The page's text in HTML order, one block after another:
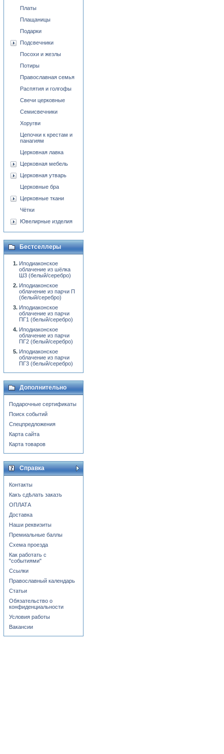
Платы
Плащаницы
Подарки
Подсвечники
Посохи и жезлы
Потиры
Православная семья
Распятия и голгофы
Свечи церковные
Семисвечники
Хоругви
Цепочки к крестам и
панагиям
Церковная лавка
Церковная мебель
Церковная утварь
Церковные бра
Церковные ткани
Чётки
Ювелирные изделия
Бестселлеры
Иподиаконское
облачение из шёлка
Ш3 (белый/серебро)
Иподиаконское
облачение из парчи П
(белый/серебро)
Иподиаконское
облачение из парчи
ПГ1 (белый/серебро)
Иподиаконское
облачение из парчи
ПГ2 (белый/серебро)
Иподиаконское
облачение из парчи
ПГ3 (белый/серебро)
Дополнительно
Подарочные сертификаты
Поиск событий
Спецпредложения
Карта сайта
Карта товаров
Справка
Контакты
Какъ сдѣлать заказъ
ОПЛАТА
Доставка
Наши реквизиты
Премиальные баллы
Схема проезда
Как работать с
"событиями"
Ссылки
Православный календарь
Статьи
Обязательство о
конфиденциальности
Условия работы
Вакансии